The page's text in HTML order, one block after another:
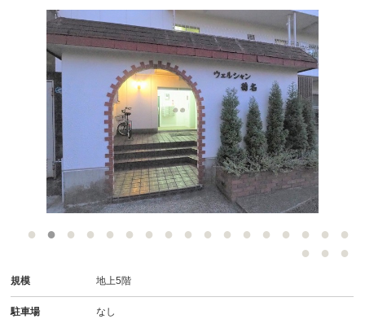
規模 地上5階
駐車場 なし